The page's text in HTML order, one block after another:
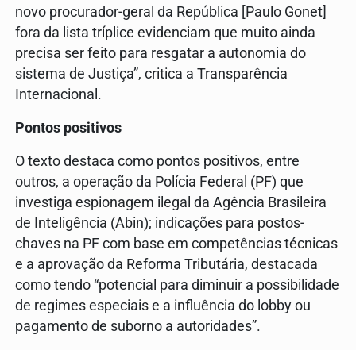
novo procurador-geral da República [Paulo Gonet]
fora da lista tríplice evidenciam que muito ainda
precisa ser feito para resgatar a autonomia do
sistema de Justiça”, critica a Transparência
Internacional.
Pontos positivos
O texto destaca como pontos positivos, entre
outros, a operação da Polícia Federal (PF) que
investiga espionagem ilegal da Agência Brasileira
de Inteligência (Abin); indicações para postos-
chaves na PF com base em competências técnicas
e a aprovação da Reforma Tributária, destacada
como tendo “potencial para diminuir a possibilidade
de regimes especiais e a influência do lobby ou
pagamento de suborno a autoridades”.